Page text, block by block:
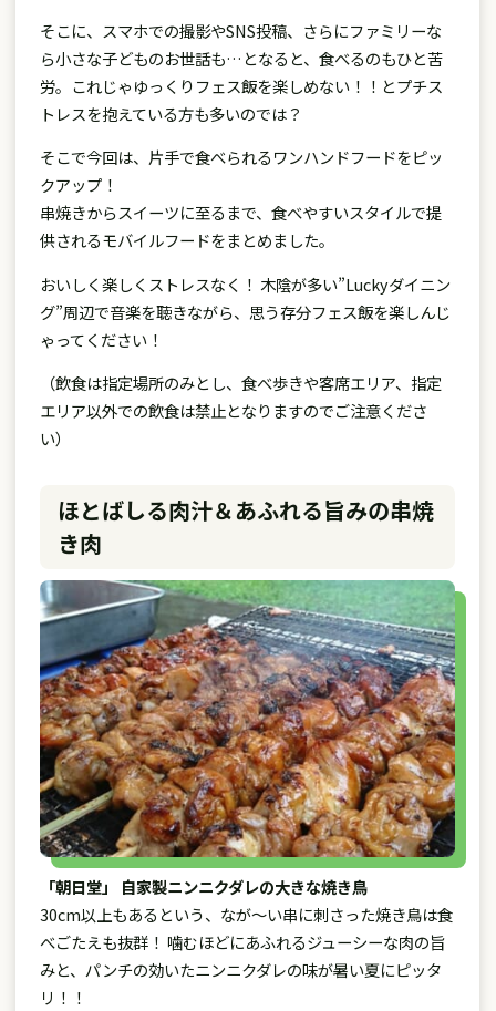
そこに、スマホでの撮影やSNS投稿、さらにファミリーな
ら小さな子どものお世話も…となると、食べるのもひと苦
労。これじゃゆっくりフェス飯を楽しめない！！とプチス
トレスを抱えている方も多いのでは？
そこで今回は、片手で食べられるワンハンドフードをピッ
クアップ！
串焼きからスイーツに至るまで、食べやすいスタイルで提
供されるモバイルフードをまとめました。
おいしく楽しくストレスなく！ 木陰が多い”Luckyダイニン
グ”周辺で音楽を聴きながら、思う存分フェス飯を楽しんじ
ゃってください！
（飲食は指定場所のみとし、食べ歩きや客席エリア、指定
エリア以外での飲食は禁止となりますのでご注意くださ
い）
ほとばしる肉汁＆あふれる旨みの串焼
き肉
「朝日堂」 自家製ニンニクダレの大きな焼き鳥
30cm以上もあるという、なが～い串に刺さった焼き鳥は食
べごたえも抜群！ 噛むほどにあふれるジューシーな肉の旨
みと、パンチの効いたニンニクダレの味が暑い夏にピッタ
リ！！